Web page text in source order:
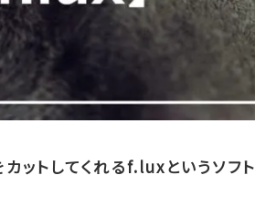
ットしてくれるf.luxというソフト